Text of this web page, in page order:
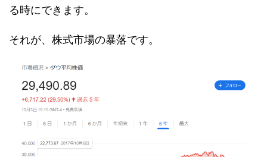
る時にできます。
それが、株式市場の暴落です。